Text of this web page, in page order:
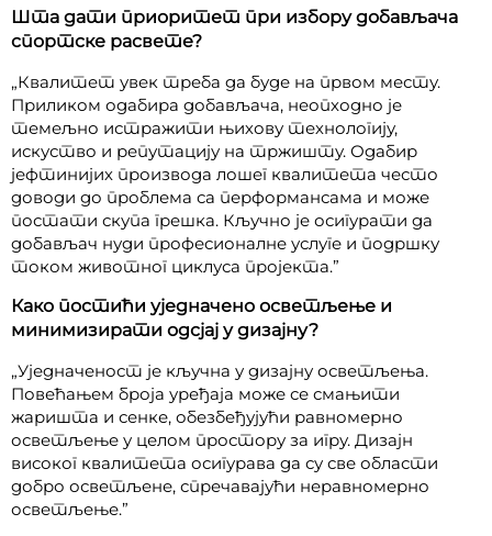
Шта дати приоритет при избору добављача
спортске расвете?
„Квалитет увек треба да буде на првом месту.
Приликом одабира добављача, неопходно је
темељно истражити њихову технологију,
искуство и репутацију на тржишту. Одабир
јефтинијих производа лошег квалитета често
доводи до проблема са перформансама и може
постати скупа грешка. Кључно је осигурати да
добављач нуди професионалне услуге и подршку
током животног циклуса пројекта.”
Како постићи уједначено осветљење и
минимизирати одсјај у дизајну?
„Уједначеност је кључна у дизајну осветљења.
Повећањем броја уређаја може се смањити
жаришта и сенке, обезбеђујући равномерно
осветљење у целом простору за игру. Дизајн
високог квалитета осигурава да су све области
добро осветљене, спречавајући неравномерно
осветљење.”